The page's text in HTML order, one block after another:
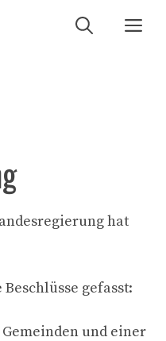
hat
gefasst:
und einer